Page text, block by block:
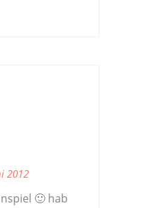
2012
🙂 hab